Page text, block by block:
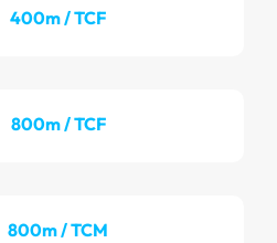
400m / TCF
800m / TCF
800m / TCM